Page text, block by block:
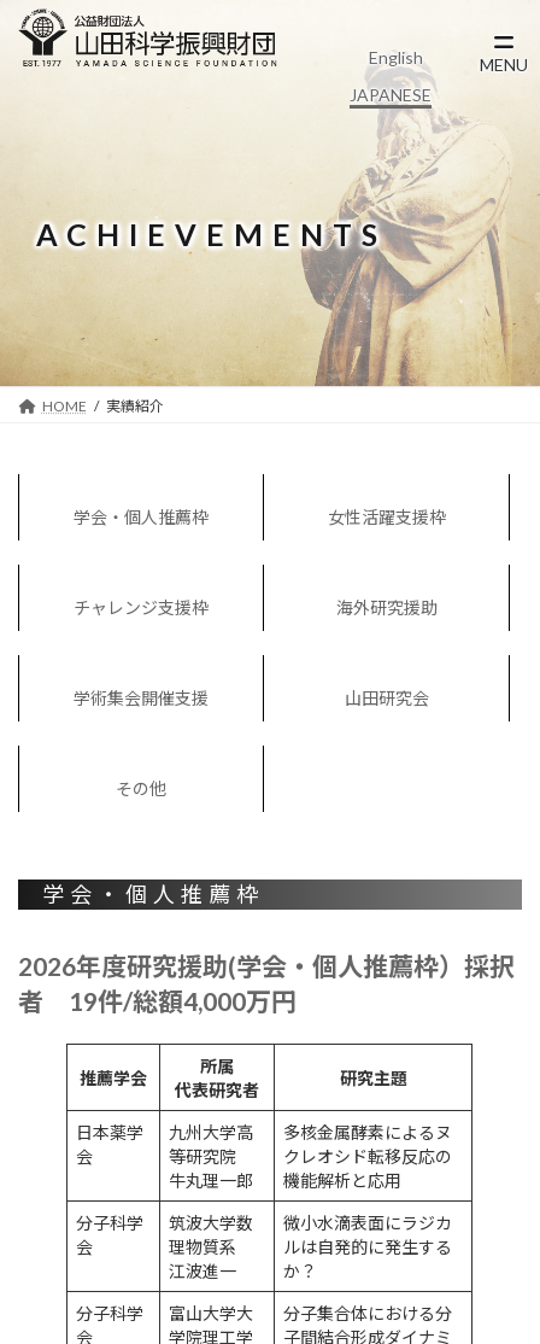
English
JAPANESE
ACHIEVEMENTS
HOME 実績紹介
学会・個人推薦枠 女性活躍支援枠
チャレンジ支援枠 海外研究援助
学術集会開催支援 山田研究会
その他
学会・個人推薦枠
2026年度研究援助(学会・個人推薦枠）採択
者 19件/総額4,000万円
推薦学会
所属
代表研究者
研究主題
日本薬学
会
九州大学高
等研究院
牛丸理一郎
多核金属酵素によるヌ
クレオシド転移反応の
機能解析と応用
分子科学
会
筑波大学数
理物質系
江波進一
微小水滴表面にラジカ
ルは自発的に発生する
か？
分子科学
会
富山大学大
学院理工学
分子集合体における分
子間結合形成ダイナミ
MENU